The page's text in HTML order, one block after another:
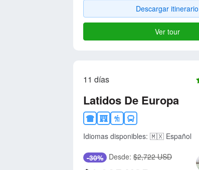
Descargar itinerario
Ver tour
11 días
Latidos De Europa
Idiomas disponibles: 🇲🇽 Español
-30% Desde: $2,722 USD